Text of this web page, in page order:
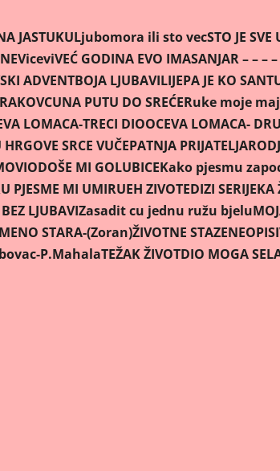
JASTUKULjubomora ili sto vecSTO JE
ViceviVEĆ GODINA EVO IMASANJAR – – –
ADVENTBOJA LJUBAVILIJEPA JE KO SAN
NA PUTU DO SREĆERuke moje
LOMACA-TRECI DIOOCEVA LOMACA-
HRGOVE SRCE VUČEPATNJA PRIJATELJA
ODOŠE MI GOLUBICEKako pjesmu
PJESME MI UMIRUEH ZIVOTEDIZI SERIJEKA
LJUBAVIZasadit cu jednu ružu bjelu
STARA-(Zoran)ŽIVOTNE STAZE
P.MahalaTEŽAK ŽIVOTDIO MOGA